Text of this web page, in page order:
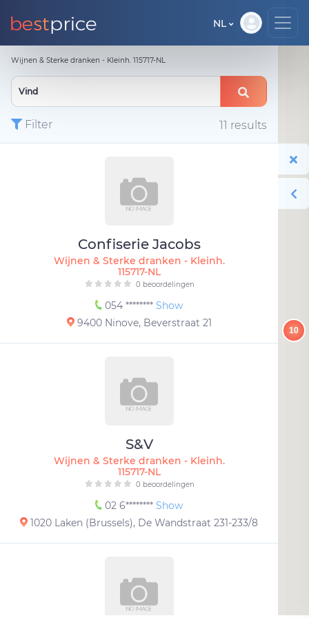
NL
Wijnen & Sterke dranken - Kleinh. 115717-NL
Filter 11 results
Confiserie Jacobs
Wijnen & Sterke dranken - Kleinh.
115717-NL
0 beoordelingen
054 ******** Show
9400 Ninove, Beverstraat 21
S&V
Wijnen & Sterke dranken - Kleinh.
115717-NL
0 beoordelingen
02 6******** Show
1020 Laken (Brussels), De Wandstraat 231-233/8
10